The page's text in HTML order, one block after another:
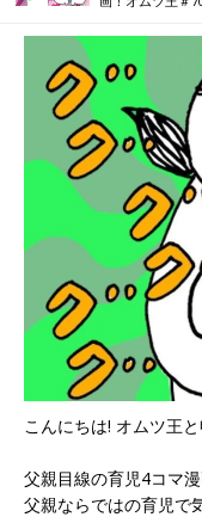
こんにちは! オムツ王と
父親目線の育児4コマ
父親ならではの育児で